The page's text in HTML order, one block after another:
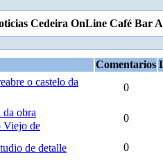
Cedeira OnLine Café Bar
Comentarios
o castelo da
0
obra
Viejo de
0
de detalle 0